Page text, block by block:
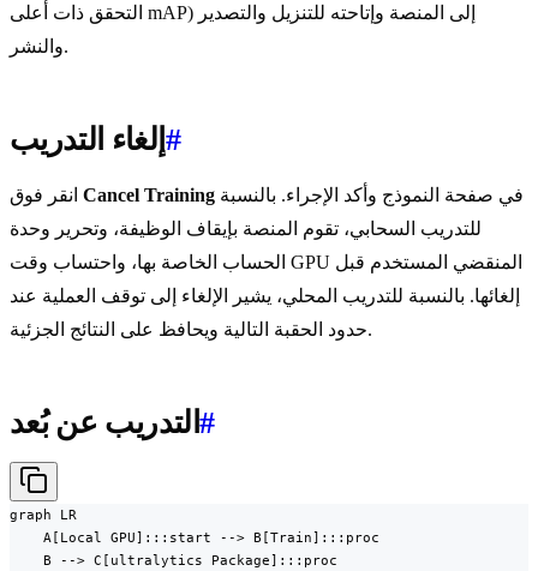
التحقق ذات أعلى mAP) إلى المنصة وإتاحته للتنزيل والتصدير
والنشر.
إلغاء التدريب#
Cancel Training
للتدريب السحابي، تقوم المنصة بإيقاف الوظيفة، وتحرير وحدة
الحساب الخاصة بها، واحتساب وقت GPU المنقضي المستخدم قبل
إلغائها. بالنسبة للتدريب المحلي، يشير الإلغاء إلى توقف العملية عند
حدود الحقبة التالية ويحافظ على النتائج الجزئية.
التدريب عن بُعد #
graph LR
    A[Local GPU]:::start --> B[Train]:::proc
    B --> C[ultralytics Package]:::proc